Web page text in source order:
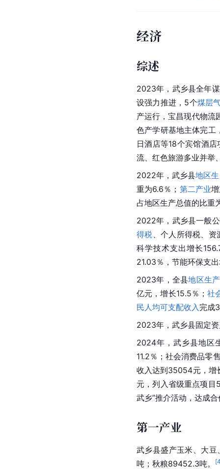
经济
综述
2023年，武乡县全年
设强力推进，5个煤层
产运行，宝昌现代物流
色产学研基地主体完工
日酒店等18个宾馆酒
流、红色旅游多业并举
2022年，武乡县地区
重为6.6％； 第二产业
占地区生产总值的比重
2022年，武乡县一般
得税
个人所得税 、
科学技术支出增长
21.03％，节能环保支
2023年，全县地区生
亿元，增长15.5％； 社
民人均可支配收入 完成
2023年，武乡县固定
2024年，武乡县地区
11.2％；社会消费品零
收入达到35054元，增
元，列入省级重点项
武乡”推介活动，达成
第一产业
武乡县盛产玉米、大
吨；秋粮89452.3吨。
[